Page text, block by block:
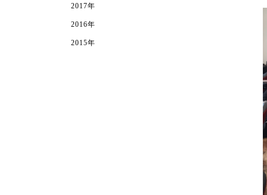
2017年
2016年
2015年